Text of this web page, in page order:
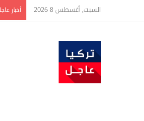
السبت, أغسطس 8 2026 أخبار